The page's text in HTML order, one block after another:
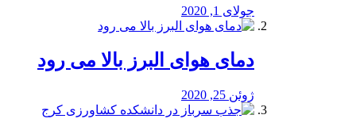
جولای 1, 2020
دمای هوای البرز بالا می رود
ژوئن 25, 2020